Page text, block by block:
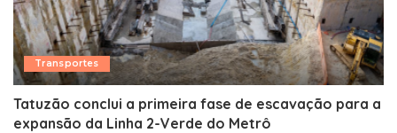
Transportes
Tatuzão conclui a primeira fase de escavação para a
expansão da Linha 2-Verde do Metrô